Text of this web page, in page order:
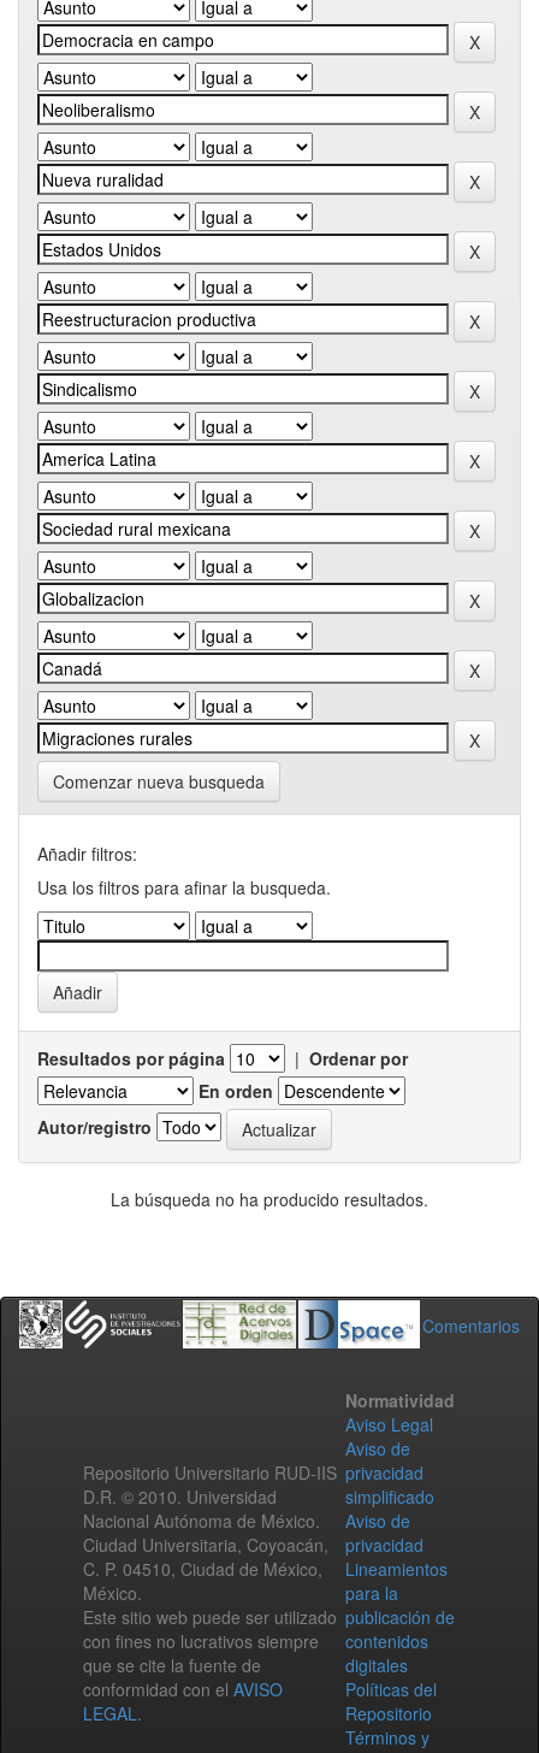
Comenzar nueva busqueda
Añadir filtros:
Usa los filtros para afinar la busqueda.
Resultados por página | Ordenar por
En orden
Autor/registro
La búsqueda no ha producido resultados.
Comentarios
Repositorio Universitario RUD-IIS
D.R. © 2010. Universidad
Nacional Autónoma de México.
Ciudad Universitaria, Coyoacán,
C. P. 04510, Ciudad de México,
México.
Este sitio web puede ser utilizado
con fines no lucrativos siempre
que se cite la fuente de
conformidad con el AVISO
LEGAL.
Normatividad
Aviso Legal
Aviso de
privacidad
simplificado
Aviso de
privacidad
Lineamientos
para la
publicación de
contenidos
digitales
Políticas del
Repositorio
Términos y